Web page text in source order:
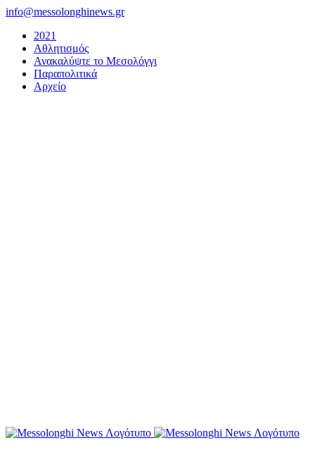
Μετάβαση
περιεχόμενο
info@messolonghinews.gr
2021
Αθλητισμός
Ανακαλύψτε το Μεσολόγγι
Παραπολιτικά
Αρχείο